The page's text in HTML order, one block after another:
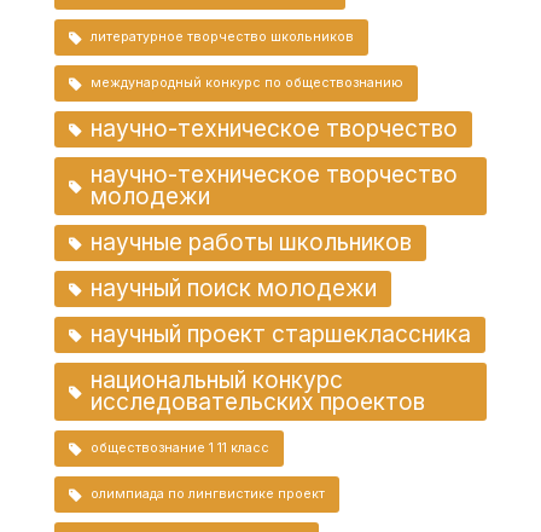
литературное творчество школьников
международный конкурс по обществознанию
научно-техническое творчество
научно-техническое творчество
молодежи
научные работы школьников
научный поиск молодежи
научный проект старшеклассника
национальный конкурс
исследовательских проектов
обществознание 1 11 класс
олимпиада по лингвистике проект